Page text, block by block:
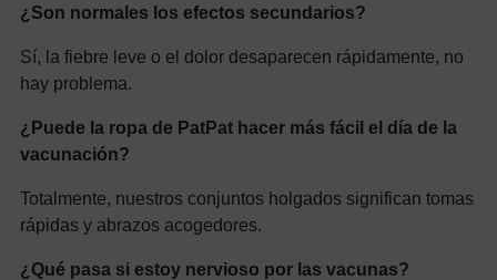
¿Son normales los efectos secundarios?
Sí, la fiebre leve o el dolor desaparecen rápidamente, no
hay problema.
¿Puede la ropa de PatPat hacer más fácil el día de la
vacunación?
Totalmente, nuestros conjuntos holgados significan tomas
rápidas y abrazos acogedores.
¿Qué pasa si estoy nervioso por las vacunas?